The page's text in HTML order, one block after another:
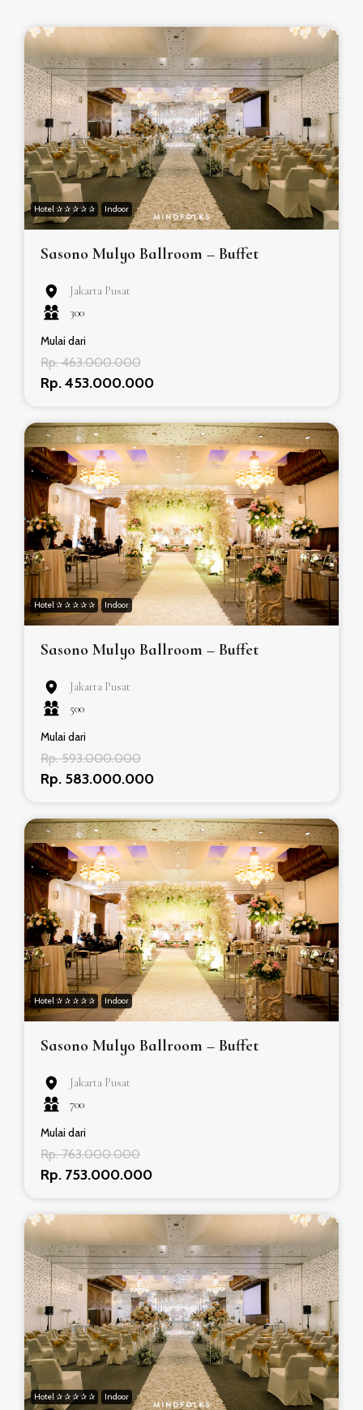
Hotel ✰ ✰ ✰ ✰ ✰ Indoor
Sasono Mulyo Ballroom – Buffet
Jakarta Pusat
300
Mulai dari
Rp. 463.000.000
Rp. 453.000.000
Hotel ✰ ✰ ✰ ✰ ✰ Indoor
Sasono Mulyo Ballroom – Buffet
Jakarta Pusat
500
Mulai dari
Rp. 593.000.000
Rp. 583.000.000
Hotel ✰ ✰ ✰ ✰ ✰ Indoor
Sasono Mulyo Ballroom – Buffet
Jakarta Pusat
700
Mulai dari
Rp. 763.000.000
Rp. 753.000.000
Hotel ✰ ✰ ✰ ✰ ✰ Indoor